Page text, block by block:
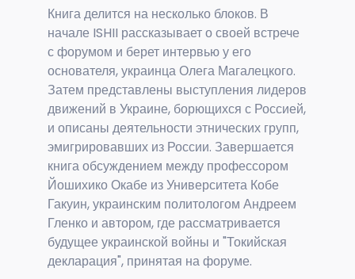
Книга делится на несколько блоков. В
начале ISHII рассказывает о своей встрече
с форумом и берет интервью у его
основателя, украинца Олега Магалецкого.
Затем представлены выступления лидеров
движений в Украине, борющихся с Россией,
и описаны деятельности этнических групп,
эмигрировавших из России. Завершается
книга обсуждением между профессором
Йошихико Окабе из Университета Кобе
Гакуин, украинским политологом Андреем
Гленко и автором, где рассматривается
будущее украинской войны и "Токийская
декларация", принятая на форуме.